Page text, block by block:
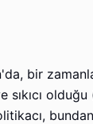
bir
sıkıcı